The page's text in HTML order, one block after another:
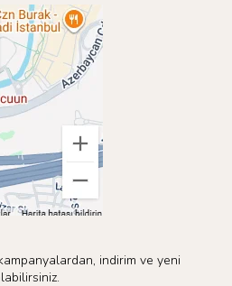
indirim ve yeni